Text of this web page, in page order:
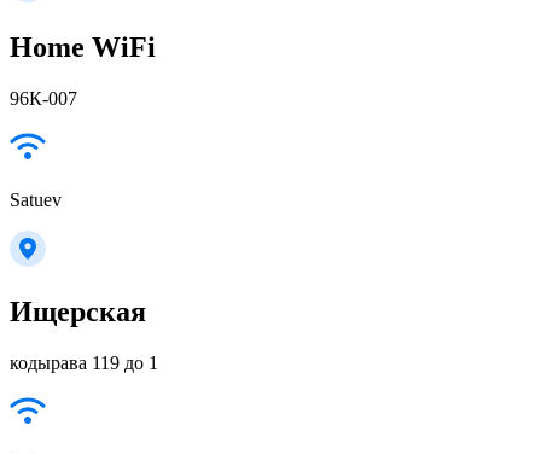
Home WiFi
96К-007
Satuev
Ищерская
кодырава 119 до 1